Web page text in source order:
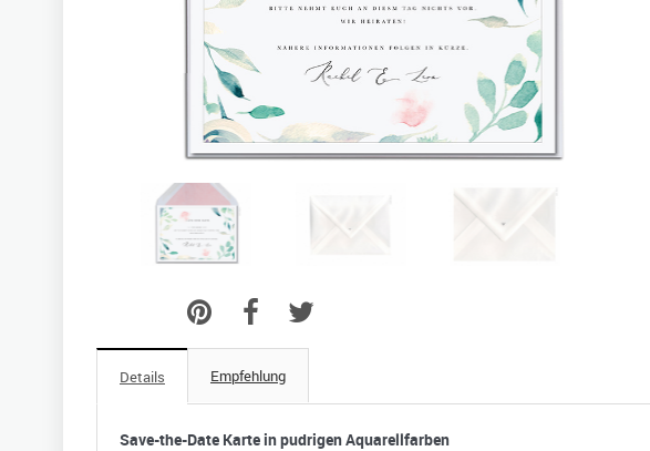
Details Empfehlung
Save-the-Date Karte in pudrigen Aquarellfarben